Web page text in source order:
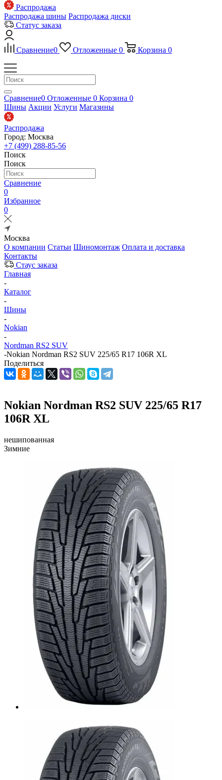
Распродажа
Распродажа шины Распродажа диски
Статус заказа
Сравнение0 Отложенные 0 Корзина 0
Сравнение0 Отложенные 0 Корзина 0
Шины Акции Услуги Магазины
Распродажа
Город: Москва
+7 (499) 288-85-56
Поиск
Поиск
Сравнение
0
Избранное
0
Москва
О компании Статьи Шиномонтаж Оплата и доставка
Контакты
Стаус заказа
Главная
-
Каталог
-
Шины
-
Nokian
-
Nordman RS2 SUV
-Nokian Nordman RS2 SUV 225/65 R17 106R XL
Поделиться
Nokian Nordman RS2 SUV 225/65 R17
106R XL
нешипованная
Зимние